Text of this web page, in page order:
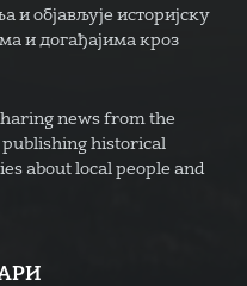
и објављује историјску
и догађајима кроз
news from the
publishing historical
about local people and